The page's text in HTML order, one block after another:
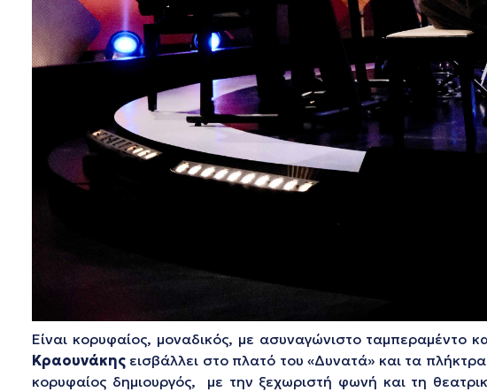
Είναι κορυφαίος, μοναδικός, με ασυναγώνιστο ταμπεραμέντο
Κραουνάκης εισβάλλει στο πλατό του «Δυνατά» και τα
κορυφαίος δημιουργός, με την ξεχωριστή φωνή και τη